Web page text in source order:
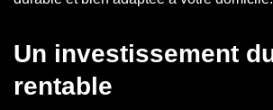
Un investissement
rentable